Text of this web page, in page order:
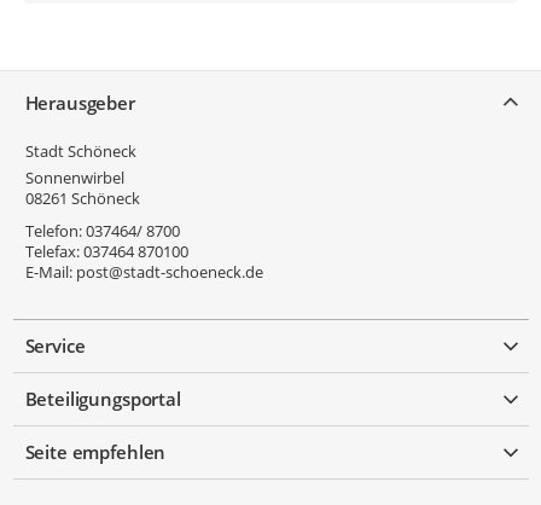
Herausgeber
Stadt Schöneck
Sonnenwirbel
08261 Schöneck
Telefon:037464/ 8700
Telefax:037464 870100
E-Mail: post@stadt-schoeneck.de
Service
Beteiligungsportal
Seite empfehlen